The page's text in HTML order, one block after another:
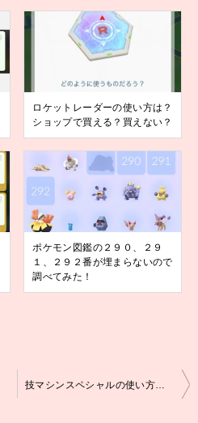
ロケットレーダーの使い方は？
ショップで買える？買えない？
ポケモン図鑑の２９０、２９
１、２９２番が埋まらないので
調べてみた！
技マシンスペシャルの使い方は？どんな時に使えば良いの？